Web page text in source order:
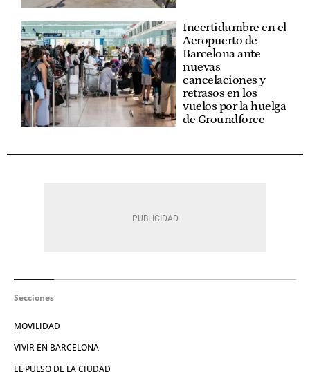
Incertidumbre en el
Aeropuerto de
Barcelona ante
nuevas
cancelaciones y
retrasos en los
vuelos por la huelga
de Groundforce
Secciones
MOVILIDAD
VIVIR EN BARCELONA
EL PULSO DE LA CIUDAD